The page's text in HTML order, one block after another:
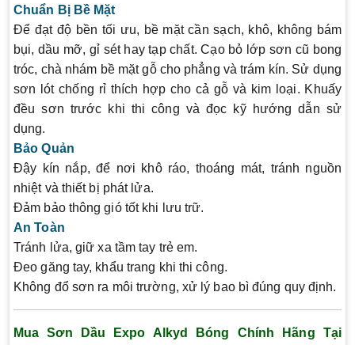
Chuẩn Bị Bề Mặt
Để đạt độ bền tối ưu, bề mặt cần sạch, khô, không bám
bụi, dầu mỡ, gỉ sét hay tạp chất. Cạo bỏ lớp sơn cũ bong
tróc, chà nhám bề mặt gỗ cho phẳng và trám kín. Sử dụng
sơn lót chống rỉ thích hợp cho cả gỗ và kim loại. Khuấy
đều sơn trước khi thi công và đọc kỹ hướng dẫn sử
dụng.
Bảo Quản
Đậy kín nắp, để nơi khô ráo, thoáng mát, tránh nguồn
nhiệt và thiết bị phát lửa.
Đảm bảo thông gió tốt khi lưu trữ.
An Toàn
Tránh lửa, giữ xa tầm tay trẻ em.
Đeo găng tay, khẩu trang khi thi công.
Không đổ sơn ra môi trường, xử lý bao bì đúng quy định.
Mua Sơn Dầu Expo Alkyd Bóng Chính Hãng Tại